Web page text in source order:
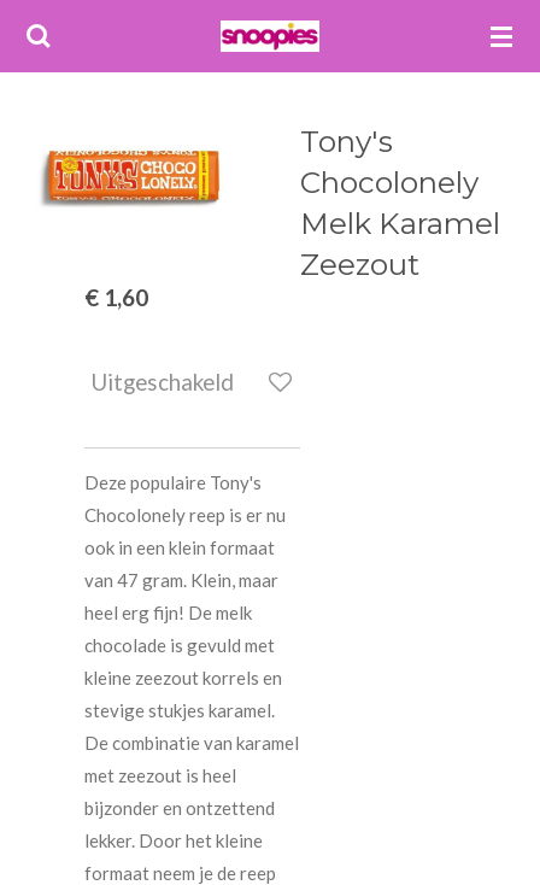
Ga
hoofdinhoud
Tony's
Chocolonely
Melk Karamel
Zeezout
€ 1,60
Uitgeschakeld
Deze populaire Tony's
Chocolonely reep is er nu
ook in een klein formaat
van 47 gram. Klein, maar
heel erg fijn! De melk
chocolade is gevuld met
kleine zeezout korrels en
stevige stukjes karamel.
De combinatie van karamel
met zeezout is heel
bijzonder en ontzettend
lekker. Door het kleine
formaat neem je de reep